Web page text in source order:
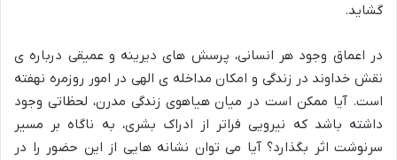
گشاید.
در اعماق وجود هر انسانی، پرسش های دیرینه و عمیقی درباره ی
نقش خداوند در زندگی و امکان مداخله ی الهی در امور روزمره نهفته
است. آیا ممکن است در میان هیاهوی زندگی مدرن، لحظاتی وجود
داشته باشد که نیرویی فراتر از ادراک بشری، به ناگاه بر مسیر
سرنوشت اثر بگذارد؟ آیا می توان نشانه هایی از این حضور را در